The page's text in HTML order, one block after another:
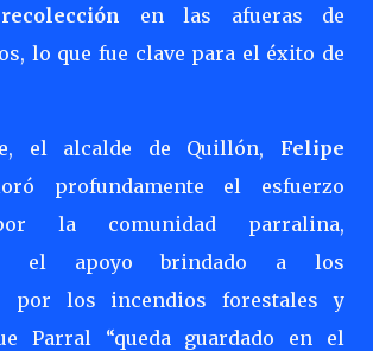
en las afueras de
lo que fue clave para el éxito de
el alcalde de Quillón, Felipe
profundamente el esfuerzo
la comunidad parralina,
el apoyo brindado a los
por los incendios forestales y
Parral “queda guardado en el